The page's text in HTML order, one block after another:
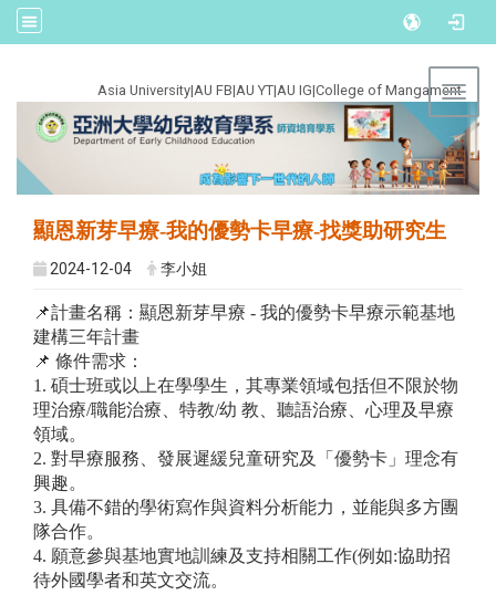
Asia University|AU FB|AU YT|AU IG|College of Mangament
顯恩新芽早療-我的優勢卡早療-找獎助研究生
2024-12-04 李小姐
📌計畫名稱：顯恩新芽早療 - 我的優勢卡早療示範基地
建構三年計畫
📌 條件需求：
1. 碩士班或以上在學學生，其專業領域包括但不限於物
理治療/職能治療、特教/幼 教、聽語治療、心理及早療
領域。
2. 對早療服務、發展遲緩兒童研究及「優勢卡」理念有
興趣。
3. 具備不錯的學術寫作與資料分析能力，並能與多方團
隊合作。
4. 願意參與基地實地訓練及支持相關工作(例如:協助招
待外國學者和英文交流。